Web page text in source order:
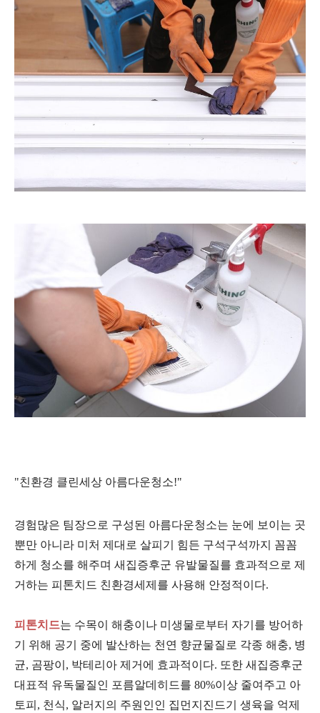
"친환경 클린세상 아름다운청소!"
경험많은 팀장으로 구성된 아름다운청소는 눈에 보이는 곳
뿐만 아니라 미처 제대로 살피기 힘든 구석구석까지 꼼꼼
하게 청소를 해주며 새집증후군 유발물질를 효과적으로 제
거하는 피톤치드 친환경세제를 사용해 안정적이다.
피톤치드는 수목이 해충이나 미생물로부터 자기를 방어하
기 위해 공기 중에 발산하는 천연 향균물질로 각종 해충, 병
균, 곰팡이, 박테리아 제거에 효과적이다. 또한 새집증후군
대표적 유독물질인 포름알데히드를 80%이상 줄여주고 아
토피, 천식, 알러지의 주원인인 집먼지진드기 생육을 억제